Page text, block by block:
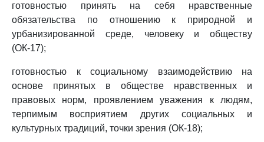
готовностью принять на себя нравственные
обязательства по отношению к природной и
урбанизированной среде, человеку и обществу
(ОК-17);
готовностью к социальному взаимодействию на
основе принятых в обществе нравственных и
правовых норм, проявлением уважения к людям,
терпимым восприятием других социальных и
культурных традиций, точки зрения (ОК-18);